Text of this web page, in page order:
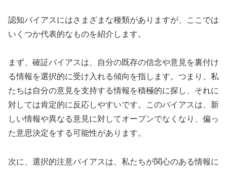
認知バイアスにはさまざまな種類がありますが、ここでは
いくつか代表的なものを紹介します。
まず、確証バイアスは、自分の既存の信念や意見を裏付け
る情報を選択的に受け入れる傾向を指します。つまり、私
たちは自分の意見を支持する情報を積極的に探し、それに
対しては肯定的に反応しやすいです。このバイアスは、新
しい情報や異なる意見に対してオープンでなくなり、偏っ
た意思決定をする可能性があります。
次に、選択的注意バイアスは、私たちが関心のある情報に